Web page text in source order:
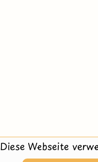
Diese Webseite